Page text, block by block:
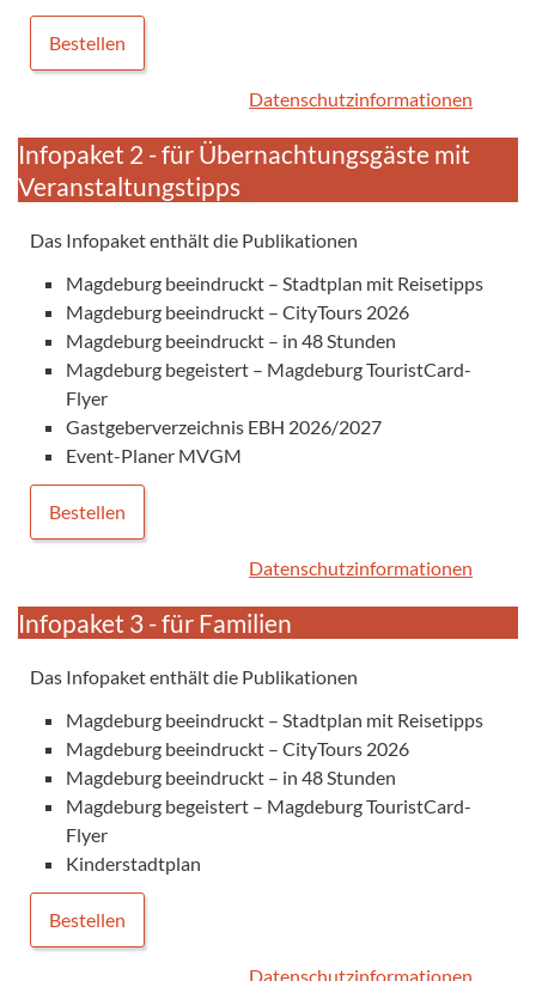
Bestellen
Datenschutzinformationen
Infopaket 2 - für Übernachtungsgäste mit
Veranstaltungstipps
Das Infopaket enthält die Publikationen
Magdeburg beeindruckt – Stadtplan mit Reisetipps
Magdeburg beeindruckt – CityTours 2026
Magdeburg beeindruckt – in 48 Stunden
Magdeburg begeistert – Magdeburg TouristCard-
Flyer
Gastgeberverzeichnis EBH 2026/2027
Event-Planer MVGM
Bestellen
Datenschutzinformationen
Infopaket 3 - für Familien
Das Infopaket enthält die Publikationen
Magdeburg beeindruckt – Stadtplan mit Reisetipps
Magdeburg beeindruckt – CityTours 2026
Magdeburg beeindruckt – in 48 Stunden
Magdeburg begeistert – Magdeburg TouristCard-
Flyer
Kinderstadtplan
Bestellen
Datenschutzinformationen